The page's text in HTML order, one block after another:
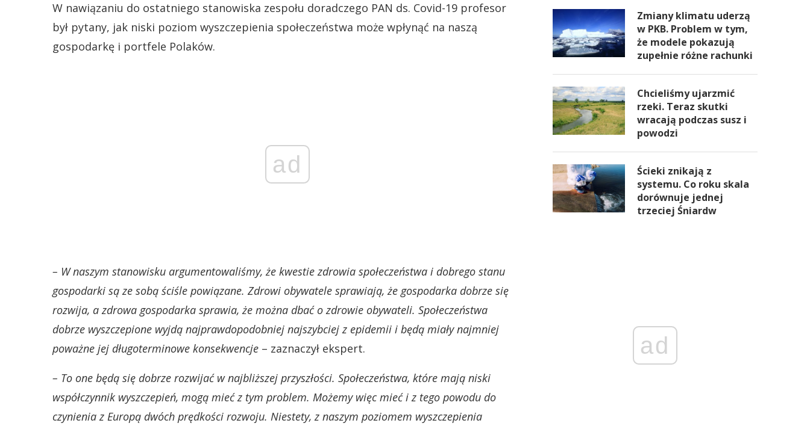
W nawiązaniu do ostatniego stanowiska zespołu doradczego PAN ds. Covid-19 profesor
był pytany, jak niski poziom wyszczepienia społeczeństwa może wpłynąć na naszą
gospodarkę i portfele Polaków.
ad
– W naszym stanowisku argumentowaliśmy, że kwestie zdrowia społeczeństwa i dobrego stanu
gospodarki są ze sobą ściśle powiązane. Zdrowi obywatele sprawiają, że gospodarka dobrze się
rozwija, a zdrowa gospodarka sprawia, że można dbać o zdrowie obywateli. Społeczeństwa
dobrze wyszczepione wyjdą najprawdopodobniej najszybciej z epidemii i będą miały najmniej
poważne jej długoterminowe konsekwencje – zaznaczył ekspert.
– To one będą się dobrze rozwijać w najbliższej przyszłości. Społeczeństwa, które mają niski
współczynnik wyszczepień, mogą mieć z tym problem. Możemy więc mieć i z tego powodu do
czynienia z Europą dwóch prędkości rozwoju. Niestety, z naszym poziomem wyszczepienia
Zmiany klimatu uderzą
w PKB. Problem w tym,
że modele pokazują
zupełnie różne rachunki
Chcieliśmy ujarzmić
rzeki. Teraz skutki
wracają podczas susz i
powodzi
Ścieki znikają z
systemu. Co roku skala
dorównuje jednej
trzeciej Śniardw
ad